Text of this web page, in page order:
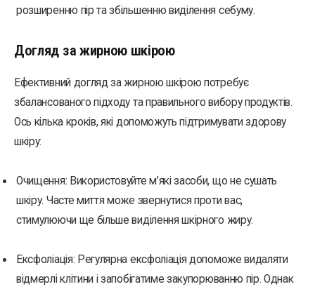
розширенню пір та збільшенню виділення себуму.
Догляд за жирною шкірою
Ефективний догляд за жирною шкірою потребує
збалансованого підходу та правильного вибору продуктів.
Ось кілька кроків, які допоможуть підтримувати здорову
шкіру:
Очищення: Використовуйте м’які засоби, що не сушать
шкіру. Часте миття може звернутися проти вас,
стимулюючи ще більше виділення шкірного жиру.
Ексфоліація: Регулярна ексфоліація допоможе видаляти
відмерлі клітини і запобігатиме закупорюванню пір. Однак